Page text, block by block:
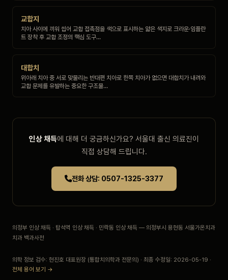
교합지
치아 사이에 끼워 씹어 교합 접촉점을 색으로 표시하는 얇은 색지로 크라운·임플란
트 장착 후 교합 조정의 핵심 도구…
대합치
위아래 치아 중 서로 맞물리는 반대편 치아로 한쪽 치아가 없으면 대합치가 내려와
교합 문제를 유발하는 중요한 구조물…
인상 채득에 대해 더 궁금하신가요? 서울대 출신 의료진이
직접 상담해 드립니다.
전화 상담: 0507-1325-3377
의정부 인상 채득 · 탑석역 인상 채득 · 민락동 인상 채득 — 의정부시 용현동 서울가온치과
치과 백과사전
의학 정보 검수: 현진호 대표원장 (통합치의학과 전문의) · 최종 수정일: 2026-05-19 ·
전체 용어 보기 →